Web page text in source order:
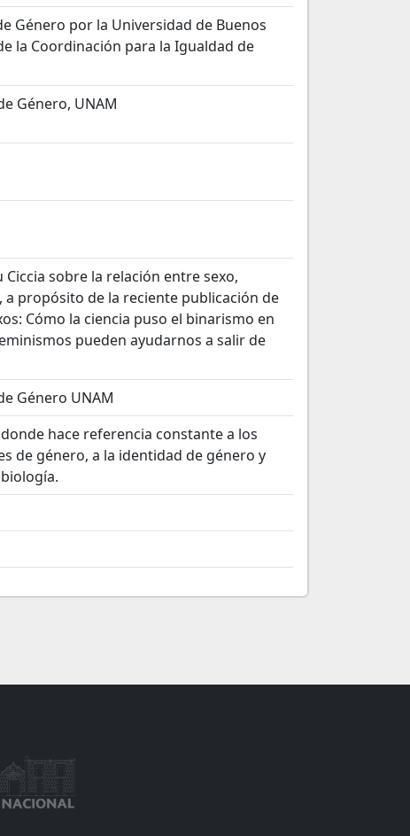
Género por la Universidad de Buenos
la Coordinación para la Igualdad de
Género, UNAM
sobre la relación entre sexo,
propósito de la reciente publicación de
Cómo la ciencia puso el binarismo en
pueden ayudarnos a salir de
Género UNAM
hace referencia constante a los
de género, a la identidad de género y